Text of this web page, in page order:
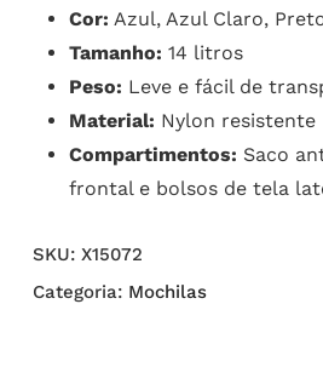
Cor: Azul, Azul Claro,
Tamanho: 14 litros
Peso: Leve e fácil de
Material: Nylon resistente
Compartimentos: Saco
frontal e bolsos de tela
SKU: X15072
Categoria: Mochilas